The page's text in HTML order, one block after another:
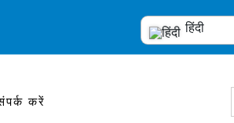
हिंदी
English
करें